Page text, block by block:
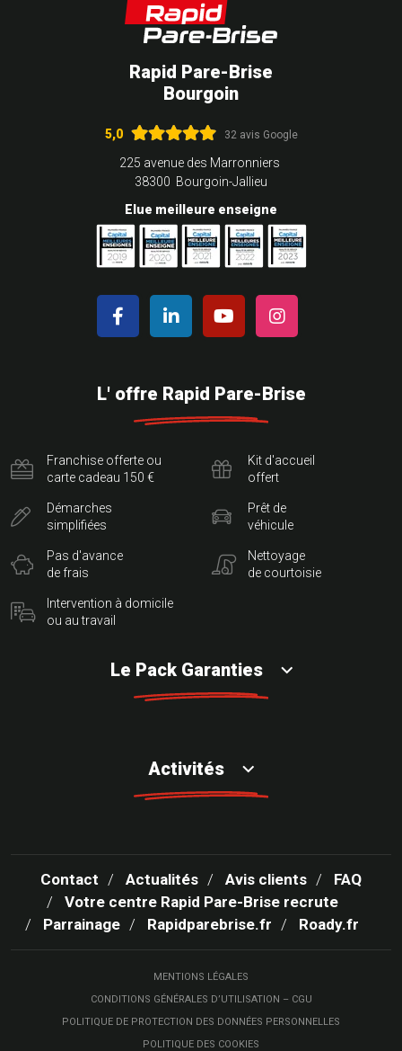
Rapid Pare-Brise
Bourgoin
5,0 32 avis Google
225 avenue des Marronniers
38300 Bourgoin-Jallieu
Elue meilleure enseigne
L' offre Rapid Pare-Brise
Franchise offerte ou
carte cadeau 150 €
Démarches
simplifiées
Pas d'avance
de frais
Intervention à domicile
ou au travail
Kit d'accueil
offert
Prêt de
véhicule
Nettoyage
de courtoisie
Le Pack Garanties
Activités
Contact Actualités Avis clients
FAQ
Votre centre Rapid Pare-Brise recrute
Parrainage
Rapidparebrise.fr Roady.fr
MENTIONS LÉGALES
CONDITIONS GÉNÉRALES D’UTILISATION – CGU
POLITIQUE DE PROTECTION DES DONNÉES PERSONNELLES
POLITIQUE DES COOKIES